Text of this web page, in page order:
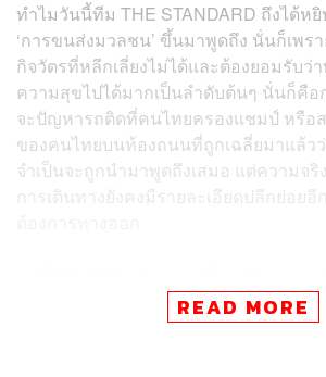
ทำไมวันนี้ทีม THE STANDARD ถึงได้ห
‘การขนส่งมวลชน’ ขึ้นมาพูดถึง นั่นก็เพร
กิจวัตรที่หลีกเลี่ยงไม่ได้และต้องยอมรับว่า
ความสุขไปได้มากเป็นลำดับต้นๆ นั่นก็คือ
จะปัญหารถติดที่คนไทยครองแชมป์ หรือส
ของคนไทยบนท้องถนนที่ถูกเฉลี่ยมาแล้ว
จำเป็นจะถูกนำมาพูดถึงเสมอ แต่ความจริ
การเดินทางยังคงมีรายละเอียดปลีกย่อยอี
เส้นทางสัมปทาน 24 สถานี จากราคา 16-
บาท เริ่มตั้งแต่วันที่ 1 มกราคม 2566 เป็นต้
READ MORE